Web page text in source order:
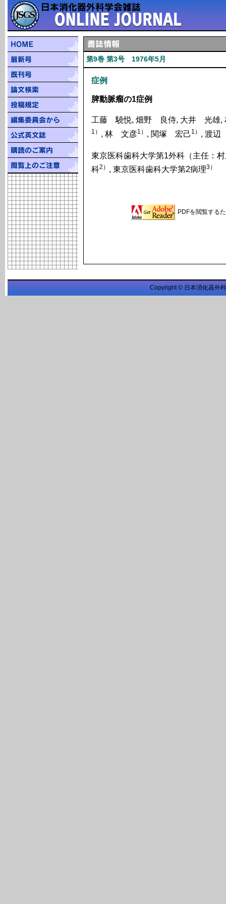
第9巻 第3号 1976年5月
症例
脾動脈瘤の1症例
工藤 驍悦, 畑野 良侍, 大井 光雄
1） , 林 文彦1） , 関塚 宏己 1） , 渡
東京医科歯科大学第1外科（主任：
科2） , 東京医科歯科大学第2病理3）
PDFを閲覧する
Copyright © 日本消化器外